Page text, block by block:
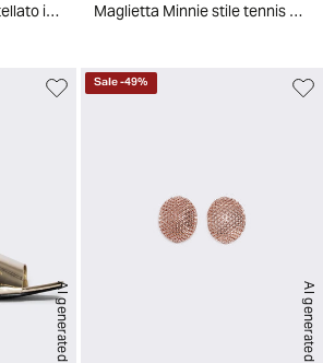
Orecchini effetto martellato in duo - Oro
Maglietta Minnie stile tennis manica lunga - Rosa
AI generated AI generated
Sale-49%